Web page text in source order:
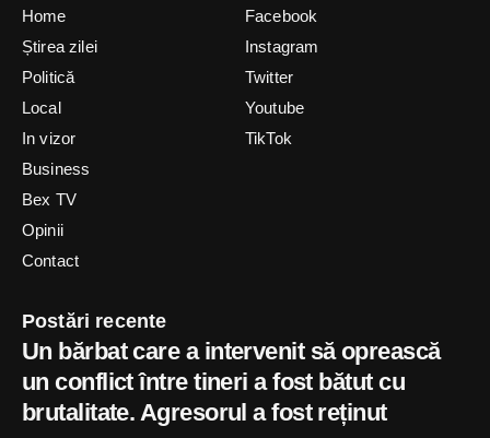
Home
Știrea zilei
Politică
Local
In vizor
Business
Bex TV
Opinii
Contact
Facebook
Instagram
Twitter
Youtube
TikTok
Postări recente
Un bărbat care a intervenit să oprească
un conflict între tineri a fost bătut cu
brutalitate. Agresorul a fost reținut